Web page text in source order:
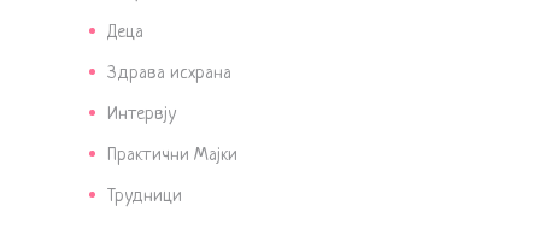
Деца
Здрава исхрана
Интервју
Практични Мајки
Трудници